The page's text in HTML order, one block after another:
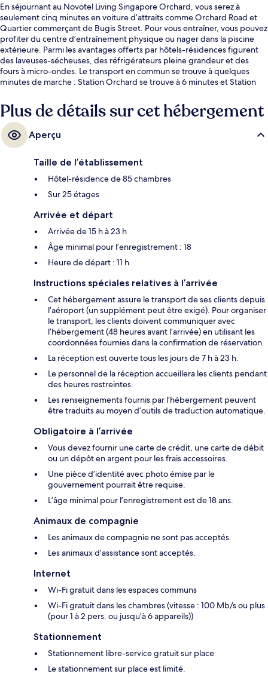
En séjournant au Novotel Living Singapore Orchard, vous serez à
seulement cinq minutes en voiture d’attraits comme Orchard Road et
Quartier commerçant de Bugis Street. Pour vous entraîner, vous pouvez
profiter du centre d’entraînement physique ou nager dans la piscine
extérieure. Parmi les avantages offerts par hôtels-résidences figurent
des laveuses-sécheuses, des réfrigérateurs pleine grandeur et des
fours à micro-ondes. Le transport en commun se trouve à quelques
minutes de marche : Station Orchard se trouve à 6 minutes et Station
Plus de détails sur cet hébergement
Aperçu
Taille de l’établissement
Hôtel-résidence de 85 chambres
Sur 25 étages
Arrivée et départ
Arrivée de 15 h à 23 h
Âge minimal pour l’enregistrement : 18
Heure de départ : 11 h
Instructions spéciales relatives à l’arrivée
Cet hébergement assure le transport de ses clients depuis
l’aéroport (un supplément peut être exigé). Pour organiser
le transport, les clients doivent communiquer avec
l’hébergement (48 heures avant l’arrivée) en utilisant les
coordonnées fournies dans la confirmation de réservation.
La réception est ouverte tous les jours de 7 h à 23 h.
Le personnel de la réception accueillera les clients pendant
des heures restreintes.
Les renseignements fournis par l’hébergement peuvent
être traduits au moyen d’outils de traduction automatique.
Obligatoire à l’arrivée
Vous devez fournir une carte de crédit, une carte de débit
ou un dépôt en argent pour les frais accessoires.
Une pièce d’identité avec photo émise par le
gouvernement pourrait être requise.
L’âge minimal pour l’enregistrement est de 18 ans.
Animaux de compagnie
Les animaux de compagnie ne sont pas acceptés.
Les animaux d’assistance sont acceptés.
Internet
Wi-Fi gratuit dans les espaces communs
Wi-Fi gratuit dans les chambres (vitesse : 100 Mb/s ou plus
(pour 1 à 2 pers. ou jusqu’à 6 appareils))
Stationnement
Stationnement libre-service gratuit sur place
Le stationnement sur place est limité.